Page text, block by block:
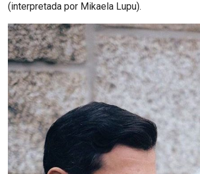
(interpretada por Mikaela Lupu).